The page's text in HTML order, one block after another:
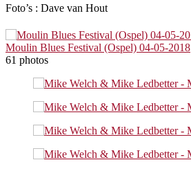
Foto’s : Dave van Hout
Moulin Blues Festival (Ospel) 04-05-2018
61 photos